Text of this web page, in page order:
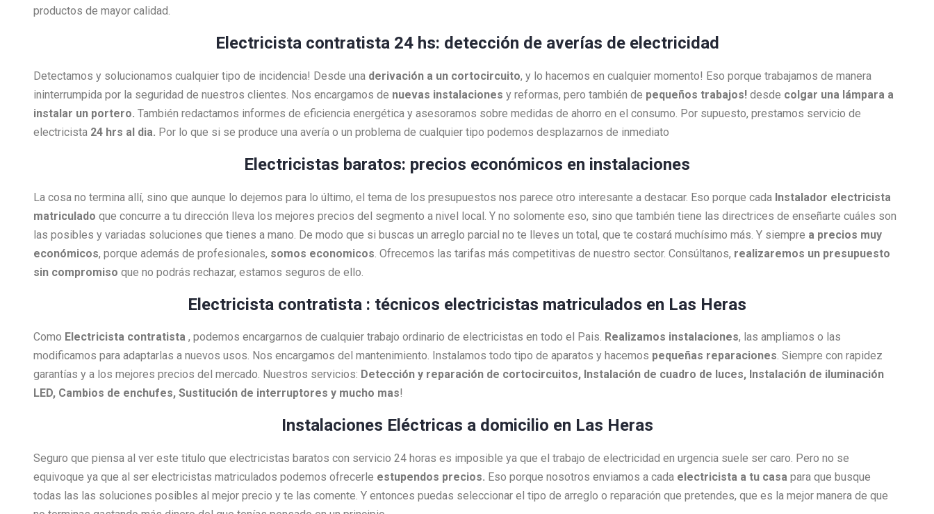
productos de mayor calidad.
Electricista contratista 24 hs: detección de averías de electricidad
Detectamos y solucionamos cualquier tipo de incidencia! Desde una derivación a un cortocircuito, y lo hacemos en cualquier momento! Eso porque trabajamos de manera
ininterrumpida por la seguridad de nuestros clientes. Nos encargamos de nuevas instalaciones y reformas, pero también de pequeños trabajos! desde colgar una lámpara a
instalar un portero. También redactamos informes de eficiencia energética y asesoramos sobre medidas de ahorro en el consumo. Por supuesto, prestamos servicio de
electricista 24 hrs al dia. Por lo que si se produce una avería o un problema de cualquier tipo podemos desplazarnos de inmediato
Electricistas baratos: precios económicos en instalaciones
La cosa no termina allí, sino que aunque lo dejemos para lo último, el tema de los presupuestos nos parece otro interesante a destacar. Eso porque cada Instalador electricista
matriculado que concurre a tu dirección lleva los mejores precios del segmento a nivel local. Y no solomente eso, sino que también tiene las directrices de enseñarte cuáles son
las posibles y variadas soluciones que tienes a mano. De modo que si buscas un arreglo parcial no te lleves un total, que te costará muchísimo más. Y siempre a precios muy
económicos, porque además de profesionales, somos economicos . Ofrecemos las tarifas más competitivas de nuestro sector. Consúltanos, realizaremos un presupuesto
sin compromiso que no podrás rechazar, estamos seguros de ello.
Electricista contratista : técnicos electricistas matriculados en Las Heras
Como Electricista contratista , podemos encargarnos de cualquier trabajo ordinario de electricistas en todo el Pais. Realizamos instalaciones, las ampliamos o las
modificamos para adaptarlas a nuevos usos. Nos encargamos del mantenimiento. Instalamos todo tipo de aparatos y hacemos pequeñas reparaciones. Siempre con rapidez
garantías y a los mejores precios del mercado. Nuestros servicios: Detección y reparación de cortocircuitos, Instalación de cuadro de luces, Instalación de iluminación
LED, Cambios de enchufes, Sustitución de interruptores y mucho mas!
Instalaciones Eléctricas a domicilio en Las Heras
Seguro que piensa al ver este titulo que electricistas baratos con servicio 24 horas es imposible ya que el trabajo de electricidad en urgencia suele ser caro. Pero no se
equivoque ya que al ser electricistas matriculados podemos ofrecerle estupendos precios. Eso porque nosotros enviamos a cada electricista a tu casa para que busque
todas las las soluciones posibles al mejor precio y te las comente. Y entonces puedas seleccionar el tipo de arreglo o reparación que pretendes, que es la mejor manera de que